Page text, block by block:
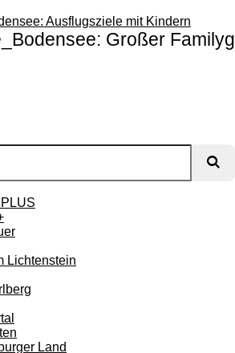
Großer
Lichtenstein
Land